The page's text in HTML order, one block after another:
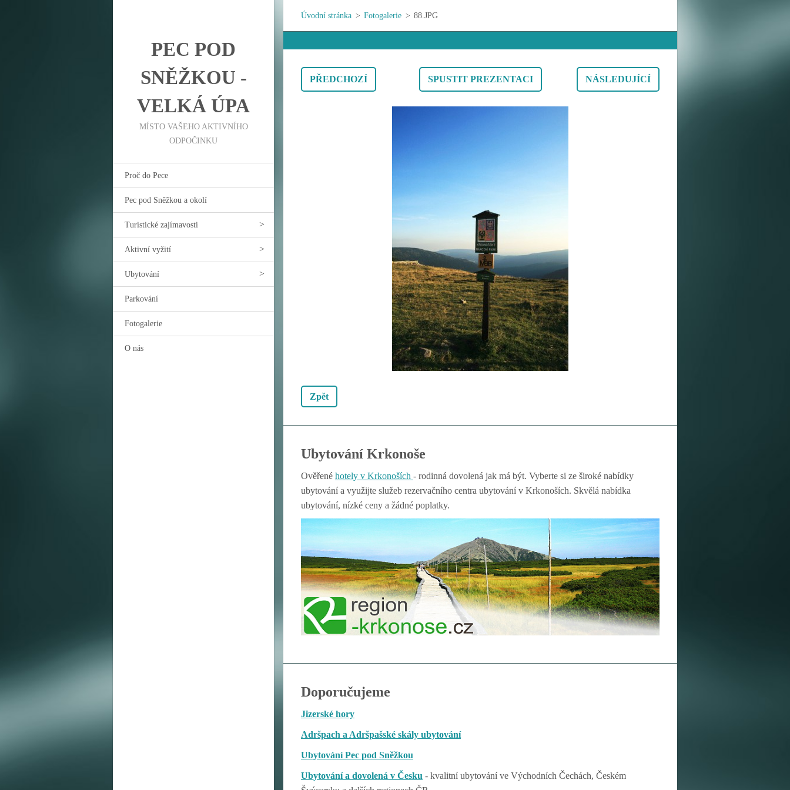
PEC POD
SNĚŽKOU -
VELKÁ ÚPA
MÍSTO VAŠEHO AKTIVNÍHO
ODPOČINKU
Proč do Pece
Pec pod Sněžkou a okolí
Turistické zajímavosti
Aktivní vyžití
Ubytování
Parkování
Fotogalerie
O nás
Úvodní stránka > Fotogalerie > 88.JPG
PŘEDCHOZÍ SPUSTIT PREZENTACI NÁSLEDUJÍCÍ
Zpět
Ubytování Krkonoše
Ověřené hotely v Krkonoších - rodinná dovolená jak má být. Vyberte si ze široké nabídky
ubytování a využijte služeb rezervačního centra ubytování v Krkonoších. Skvělá nabídka
ubytování, nízké ceny a žádné poplatky.
Doporučujeme
Jizerské hory
Adršpach a Adršpašské skály ubytování
Ubytování Pec pod Sněžkou
Ubytování a dovolená v Česku - kvalitní ubytování ve Východních Čechách, Českém